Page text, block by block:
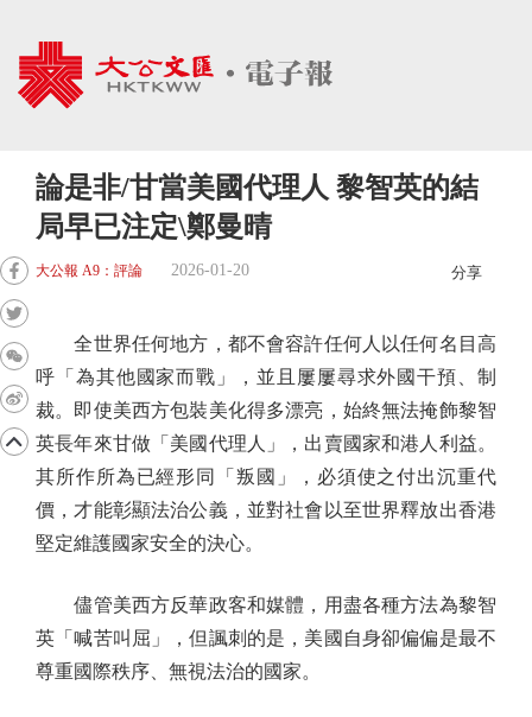
論是非/甘當美國代理人 黎智英的結
局早已注定\鄭曼晴
大公報 A9：評論 2026-01-20 分享
全世界任何地方，都不會容許任何人以任何名目高
呼「為其他國家而戰」，並且屢屢尋求外國干預、制
裁。即使美西方包裝美化得多漂亮，始終無法掩飾黎智
英長年來甘做「美國代理人」，出賣國家和港人利益。
其所作所為已經形同「叛國」，必須使之付出沉重代
價，才能彰顯法治公義，並對社會以至世界釋放出香港
堅定維護國家安全的決心。
儘管美西方反華政客和媒體，用盡各種方法為黎智
英「喊苦叫屈」，但諷刺的是，美國自身卻偏偏是最不
尊重國際秩序、無視法治的國家。